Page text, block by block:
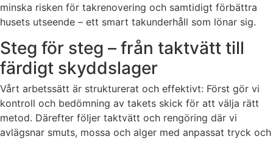
minska risken för takrenovering och samtidigt förbättra
husets utseende – ett smart takunderhåll som lönar sig.
Steg för steg – från taktvätt till
färdigt skyddslager
Vårt arbetssätt är strukturerat och effektivt: Först gör vi
kontroll och bedömning av takets skick för att välja rätt
metod. Därefter följer taktvätt och rengöring där vi
avlägsnar smuts, mossa och alger med anpassat tryck och